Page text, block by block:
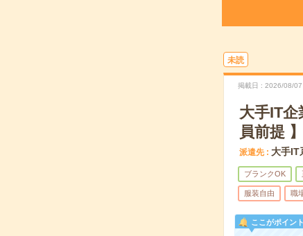
未読
掲載日 2026/08/07
大手IT
員前提 】
派遣先 大手IT
ブランクOK
服装自由 職
ここがポイン